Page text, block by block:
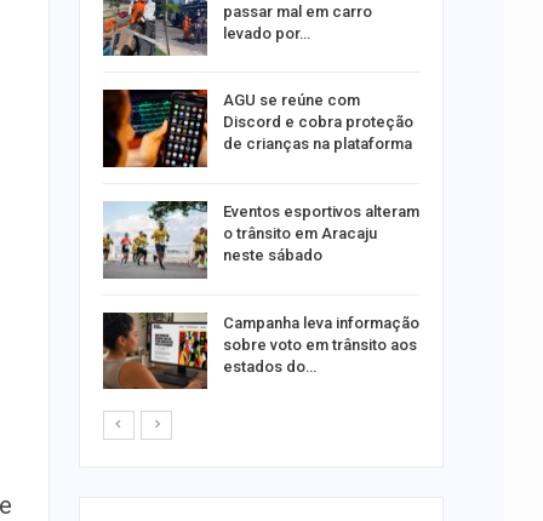
passar mal em carro
levado por…
AGU se reúne com
Discord e cobra proteção
de crianças na plataforma
Eventos esportivos alteram
o trânsito em Aracaju
neste sábado
Campanha leva informação
sobre voto em trânsito aos
estados do…